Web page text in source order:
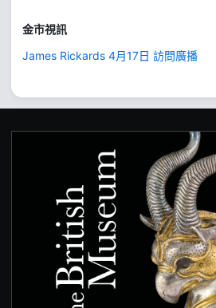
金市視訊
James Rickards 4月17日 訪問廣播